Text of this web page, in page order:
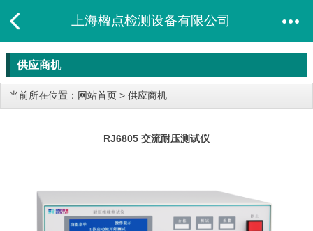
上海楹点检测设备有限公司
供应商机
当前所在位置： 网站首页 > 供应商机
RJ6805 交流耐压测试仪